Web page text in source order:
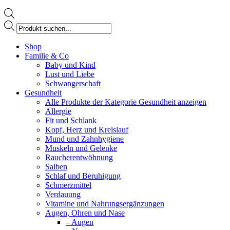
Products
search
page
opens
Shop
Familie & Co
Baby und Kind
Lust und Liebe
Schwangerschaft
Gesundheit
Alle Produkte der Kategorie Gesundheit anzeigen
Allergie
Fit und Schlank
Kopf, Herz und Kreislauf
Mund und Zahnhygiene
Muskeln und Gelenke
Raucherentwöhnung
Salben
Schlaf und Beruhigung
Schmerzmittel
Verdauung
Vitamine und Nahrungsergänzungen
Augen, Ohren und Nase
– Augen